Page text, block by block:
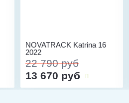
NOVATRACK Katrina 16
2022
22 790 руб
13 670 руб